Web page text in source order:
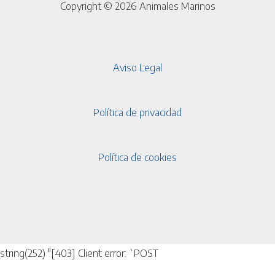
Copyright © 2026 Animales Marinos
Aviso Legal
Política de privacidad
Política de cookies
string(252) "[403] Client error: `POST